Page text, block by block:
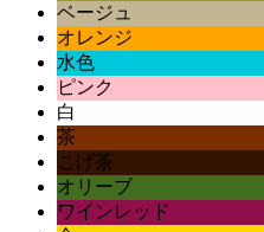
ベージュ
オレンジ
水色
ピンク
白
茶
こげ茶
オリーブ
ワインレッド